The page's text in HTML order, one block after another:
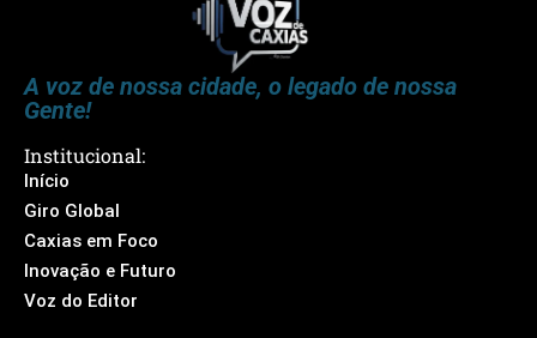
A voz de nossa cidade, o legado de nossa
Gente!
Institucional:
Início
Giro Global
Caxias em Foco
Inovação e Futuro
Voz do Editor